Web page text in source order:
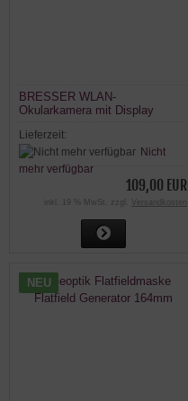
BRESSER WLAN-
Okularkamera mit Display
Lieferzeit:
Nicht
mehr verfügbar
109,00 EUR
inkl. 19 % MwSt. zzgl. Versandkosten
NEU